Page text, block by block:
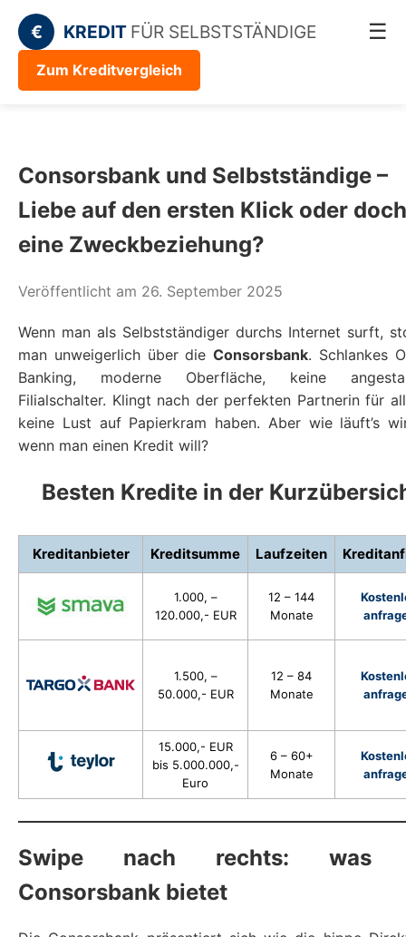
€ KREDIT FÜR SELBSTSTÄNDIGE ☰
Zum Kreditvergleich
Consorsbank und Selbstständige –
Liebe auf den ersten Klick oder doch
eine Zweckbeziehung?
Veröffentlicht am 26. September 2025
Wenn man als Selbstständiger durchs Internet surft,
man unweigerlich über dieConsorsbank. Schlankes
Banking, moderne Oberfläche, keine
Filialschalter. Klingt nach der perfekten Partnerin für
keine Lust auf Papierkram haben. Aber wie läuft’s
wenn man einen Kredit will?
Besten Kredite in der
Kreditanbieter Kreditsumme Laufzeiten
1.000, –
120.000,- EUR
12 – 144
Monate
1.500, –
50.000,- EUR
12 – 84
Monate
15.000,- EUR
bis 5.000.000,-
Euro
6 – 60+
Monate
Swipe nach rechts: was
Consorsbank bietet